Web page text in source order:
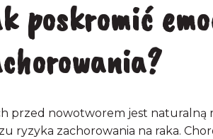
poskromić
przed nowotworem jest naturalną
ryzyka zachorowania na raka.